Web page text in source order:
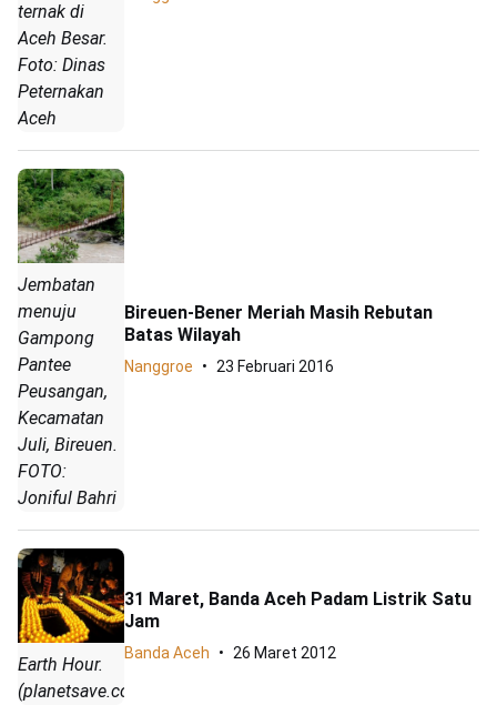
ternak di
Aceh Besar.
Foto: Dinas
Peternakan
Aceh
Jembatan
menuju
Gampong
Pantee
Peusangan,
Kecamatan
Juli, Bireuen.
FOTO:
Joniful Bahri
Bireuen-Bener Meriah Masih Rebutan
Batas Wilayah
Nanggroe 23 Februari 2016
Earth Hour.
(planetsave.com)
31 Maret, Banda Aceh Padam Listrik Satu
Jam
Banda Aceh 26 Maret 2012